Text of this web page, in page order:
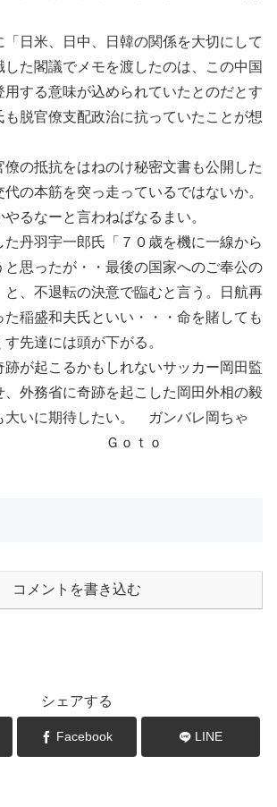
日米、日中、日韓の関係を大切にして
た閣議でメモを渡したのは、この中国
用する意味が込められていたとのだとす
も脱官僚支配政治に抗っていたことが想
僚の抵抗をはねのけ秘密文書も公開した
の本筋を突っ走っているではないか。
るなーと言わねばなるまい。
た丹羽宇一郎氏「７０歳を機に一線から
と思ったが・・最後の国家へのご奉公の
と、不退転の決意で臨むと言う。日航再
稲盛和夫氏といい・・・命を賭しても
先達には頭が下がる。
跡が起こるかもしれないサッカー岡田監
、外務省に奇跡を起こした岡田外相の毅
大いに期待したい。 ガンバレ岡ちゃ
Ｇｏｔｏ
コメントを書き込む
シェアする
Facebook LINE